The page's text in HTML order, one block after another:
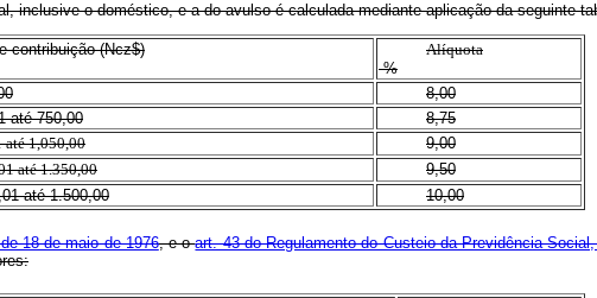
inclusive o doméstico, e a do avulso é calculada mediante aplicação da seguinte
contribuição (Ncz$)
Alíquota
%
8,00
até 750,00
8,75
até 1,050,00
9,00
até 1.350,00
9,50
até 1.500,00
10,00
18 de maio de 1976, e oart. 43 do Regulamento do Custeio da Previdência